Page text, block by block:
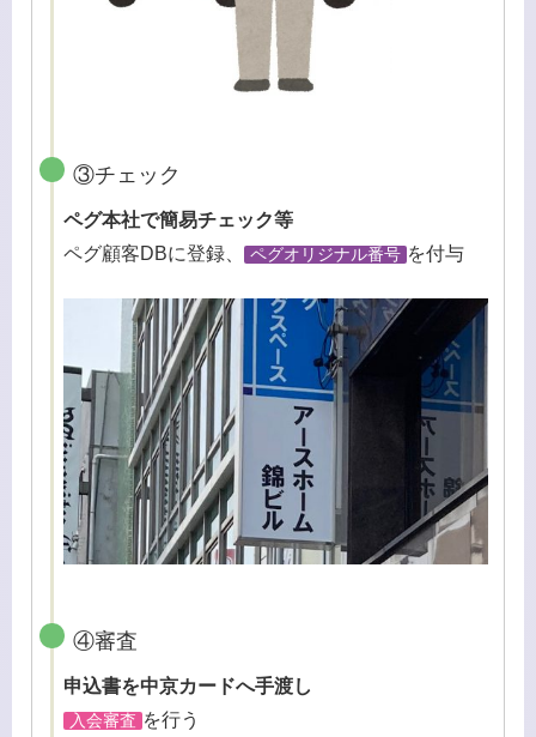
③チェック
ペグ本社で簡易チェック等
ペグ顧客DBに登録、
ペグオリジナル番号 を付与
④審査
申込書を中京カードへ手渡し
入会審査 を行う